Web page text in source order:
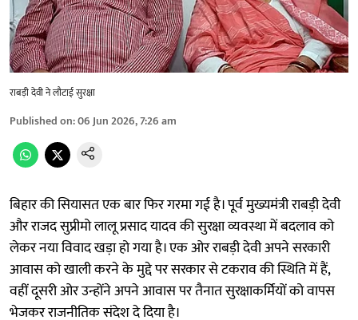
राबड़ी देवी ने लौटाई सुरक्षा
Published on:06 Jun 2026, 7:26 am
बिहार की सियासत एक बार फिर गरमा गई है। पूर्व मुख्यमंत्री राबड़ी देवी
और राजद सुप्रीमो लालू प्रसाद यादव की सुरक्षा व्यवस्था में बदलाव को
लेकर नया विवाद खड़ा हो गया है। एक ओर राबड़ी देवी अपने सरकारी
आवास को खाली करने के मुद्दे पर सरकार से टकराव की स्थिति में हैं,
वहीं दूसरी ओर उन्होंने अपने आवास पर तैनात सुरक्षाकर्मियों को वापस
भेजकर राजनीतिक संदेश दे दिया है।